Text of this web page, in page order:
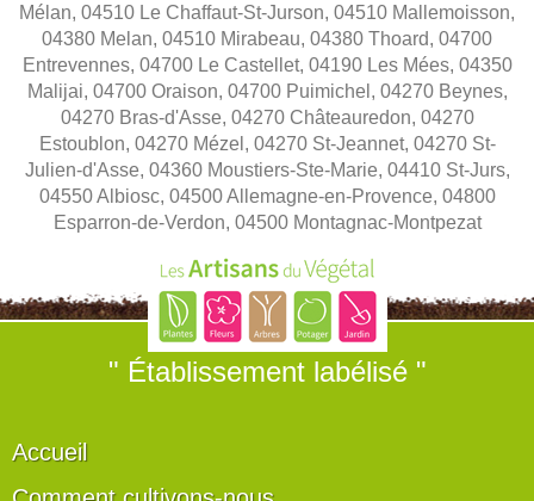
Mélan, 04510 Le Chaffaut-St-Jurson, 04510 Mallemoisson,
04380 Melan, 04510 Mirabeau, 04380 Thoard, 04700
Entrevennes, 04700 Le Castellet, 04190 Les Mées, 04350
Malijai, 04700 Oraison, 04700 Puimichel, 04270 Beynes,
04270 Bras-d'Asse, 04270 Châteauredon, 04270
Estoublon, 04270 Mézel, 04270 St-Jeannet, 04270 St-
Julien-d'Asse, 04360 Moustiers-Ste-Marie, 04410 St-Jurs,
04550 Albiosc, 04500 Allemagne-en-Provence, 04800
Esparron-de-Verdon, 04500 Montagnac-Montpezat
" Établissement labélisé "
Accueil